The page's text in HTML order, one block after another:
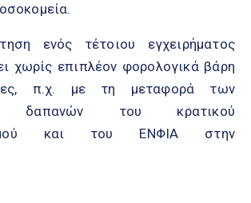
ενός τέτοιου εγχειρήματος
χωρίς επιπλέον φορολογικά βάρη
π.χ. με τη μεταφορά των
δαπανών του κρατικού
και του ΕΝΦΙΑ στην